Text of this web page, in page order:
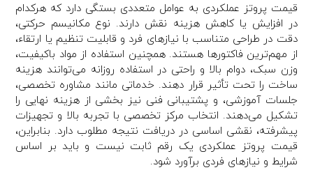
قیمت پروتز عملکردی به عوامل متعددی بستگی دارد که هرکدام
در افزایش یا کاهش هزینه نقش دارند. نوع مکانیسم حرکتی،
دقت در طراحی متناسب با نیازهای فرد و قابلیت تنظیم یا ارتقاء،
از مهم‌ترین فاکتورها هستند. همچنین استفاده از مواد باکیفیت،
وزن سبک، دوام بالا و راحتی در استفاده روزانه می‌توانند هزینه
ساخت را تحت تأثیر قرار دهند. خدماتی مانند مشاوره تخصصی،
جلسات آموزشی، و پشتیبانی فنی نیز بخشی از هزینه نهایی را
تشکیل می‌دهند. انتخاب مرکز تخصصی با تجربه بالا و تجهیزات
پیشرفته، نقشی اساسی در دریافت نتیجه مطلوب دارد. بنابراین،
قیمت پروتز عملکردی یک رقم ثابت نیست و باید بر اساس
شرایط و نیازهای فردی برآورد شود.